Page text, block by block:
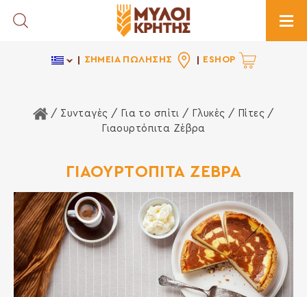
Toggle Search
ΣΗΜΕΙΑ ΠΩΛΗΣΗΣ ESHOP
Αρχική Σελίδα
/ Συνταγές / Για το σπίτι / Γλυκές / Πίτες /
Γιαουρτόπιτα Ζέβρα
ΓΙΑΟΥΡΤΟΠΙΤΑ ΖΕΒΡΑ